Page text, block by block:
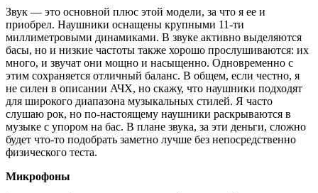
Звук — это основной плюс этой модели, за что я ее и
приобрел. Наушники оснащены крупными 11-ти
миллиметровыми динамиками. В звуке активно выделяются
басы, но и низкие частоты также хорошо прослушиваются: их
много, и звучат они мощно и насыщенно. Одновременно с
этим сохраняется отличный баланс. В общем, если честно, я
не силен в описании АЧХ, но скажу, что наушники подходят
для широкого диапазона музыкальных стилей. Я часто
слушаю рок, но по-настоящему наушники раскрываются в
музыке с упором на бас. В плане звука, за эти деньги, сложно
будет что-то подобрать заметно лучше без непосредственно
физического теста.
Микрофоны